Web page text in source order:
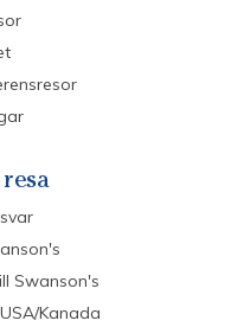
Swanson's
Kanada